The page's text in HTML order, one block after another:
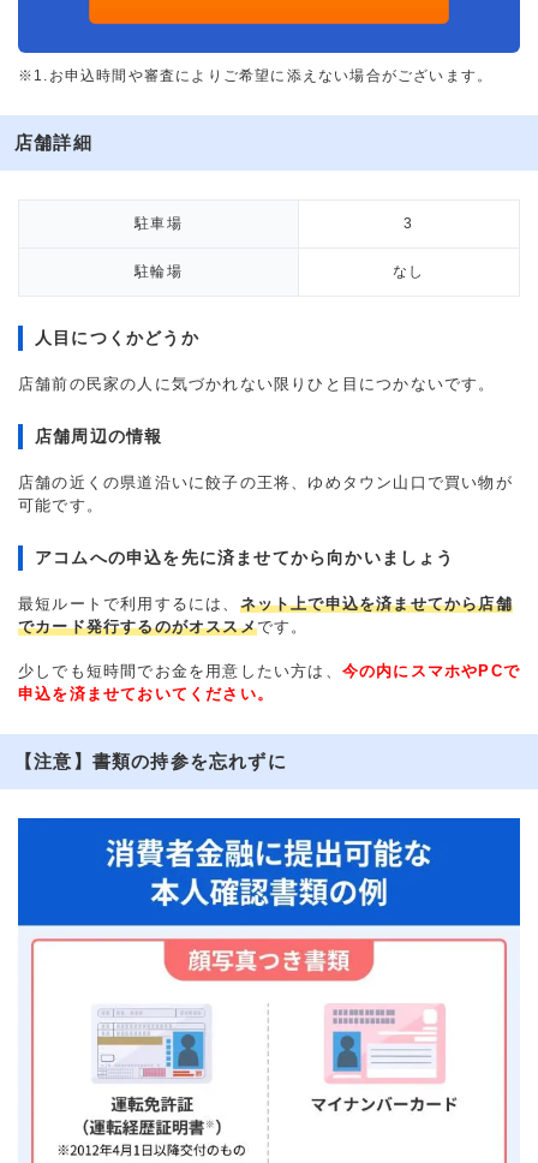
※1.お申込時間や審査によりご希望に添えない場合がございます。
店舗詳細
駐車場 3
駐輪場 なし
人目につくかどうか
店舗前の民家の人に気づかれない限りひと目につかないです。
店舗周辺の情報
店舗の近くの県道沿いに餃子の王将、ゆめタウン山口で買い物が
可能です。
アコムへの申込を先に済ませてから向かいましょう
最短ルートで利用するには、 ネット上で申込を済ませてから店舗
でカード発行するのがオススメです。
少しでも短時間でお金を用意したい方は、 今の内にスマホやPCで
申込を済ませておいてください。
【注意】書類の持参を忘れずに